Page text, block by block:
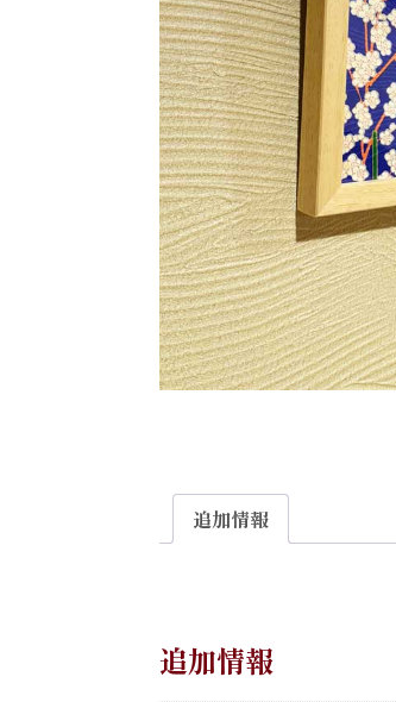
追加情報
追加情報